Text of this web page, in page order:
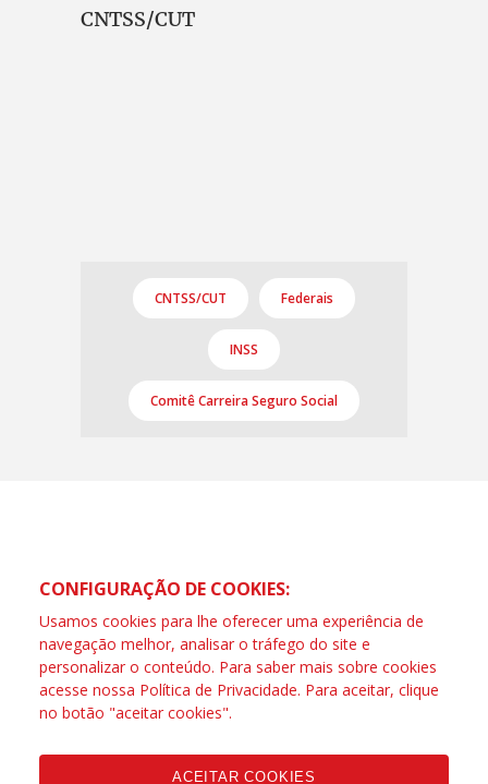
CNTSS/CUT
CNTSS/CUT Federais
INSS
Comitê Carreira Seguro Social
CONFIGURAÇÃO DE COOKIES:
Usamos cookies para lhe oferecer uma experiência de
navegação melhor, analisar o tráfego do site e
personalizar o conteúdo. Para saber mais sobre cookies
acesse nossa Política de Privacidade. Para aceitar, clique
no botão "aceitar cookies".
ACEITAR COOKIES